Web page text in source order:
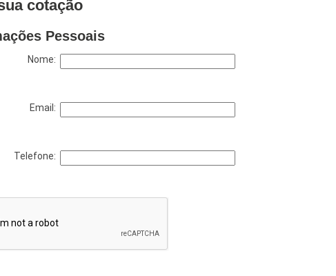
cotação
Pessoais
Nome:
Email:
Telefone: